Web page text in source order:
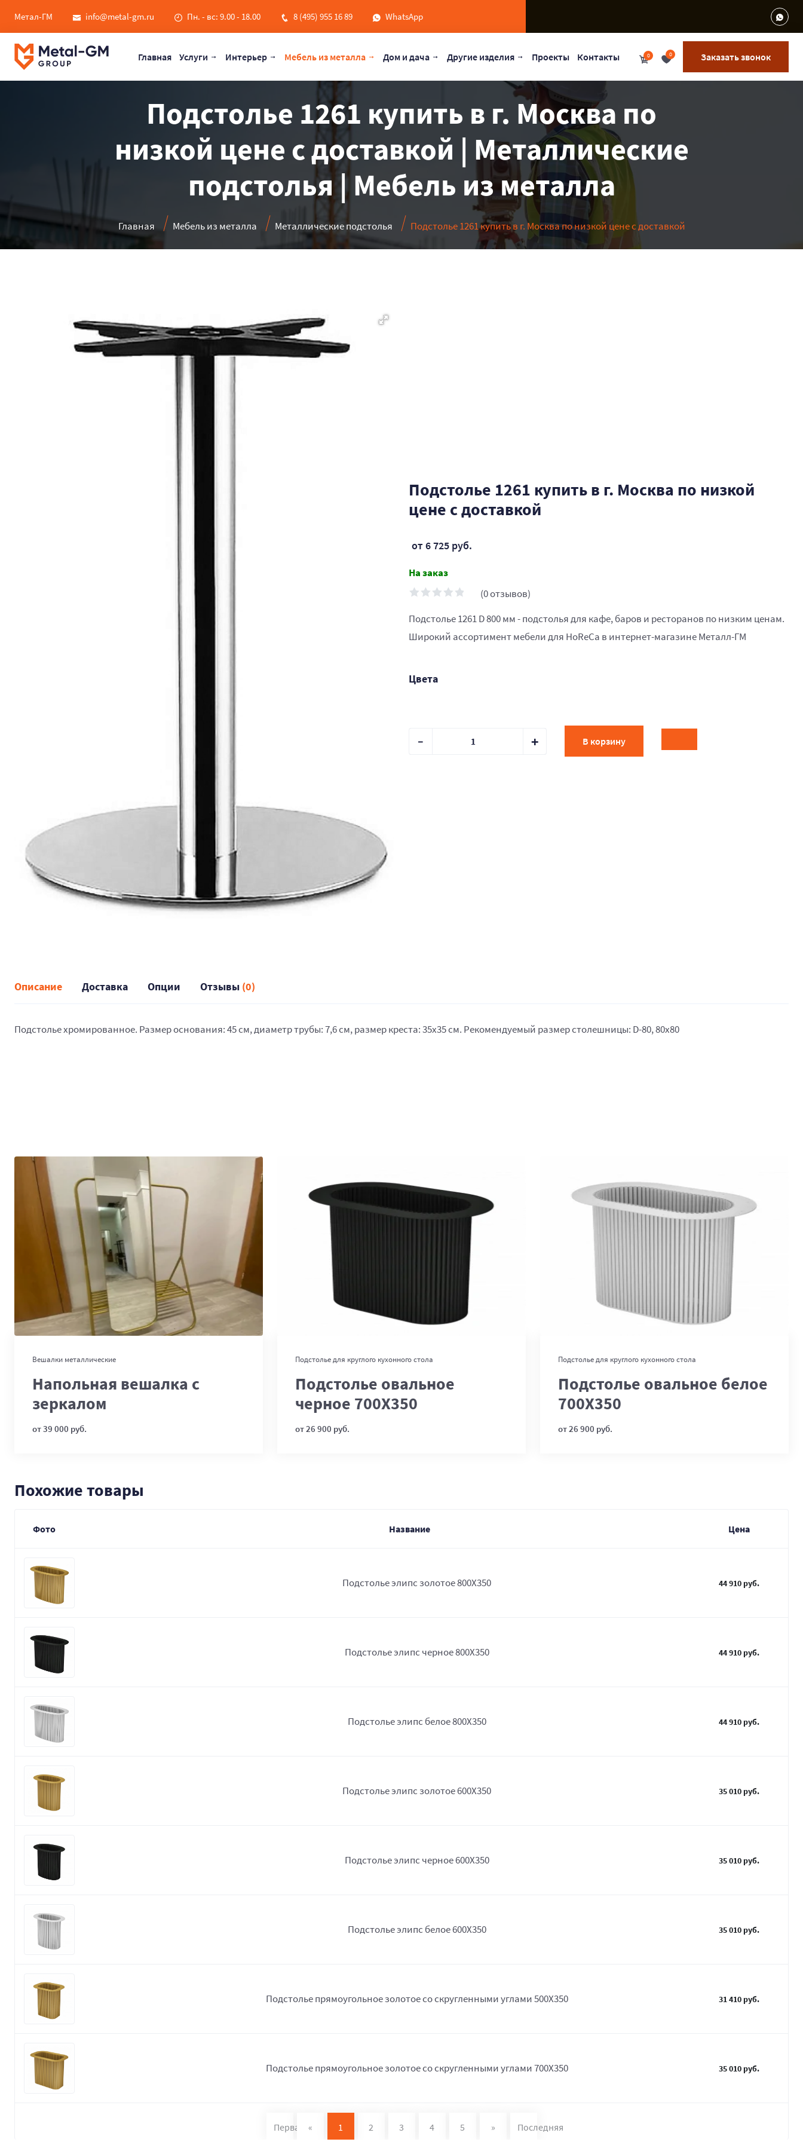
Метал-ГМ info@metal-gm.ru Пн. - вс: 9.00 - 18.00 8 (495) 955 16 89 WhatsApp
Главная Услуги Интерьер Мебель из металла Дом и дача Другие изделия Проекты Контакты 0 0 Заказать звонок
Подстолье 1261 купить в г. Москва по
низкой цене с доставкой | Металлические
подстолья | Мебель из металла
Главная Мебель из металла Металлические подстолья Подстолье 1261 купить в г. Москва по низкой цене с доставкой
Подстолье 1261 купить в г. Москва по низкой
цене с доставкой
от 6 725 руб.
На заказ
(0 отзывов)
Подстолье 1261 D 800 мм - подстолья для кафе, баров и ресторанов по низким ценам.
Широкий ассортимент мебели для HoReCa в интернет-магазине Металл-ГМ
Цвета
В корзину
Описание Доставка Опции Отзывы (0)
Подстолье хромированное. Размер основания: 45 см, диаметр трубы: 7,6 см, размер креста: 35х35 см. Рекомендуемый размер столешницы: D-80, 80х80
Вешалки металлические
Напольная вешалка с
зеркалом
от 39 000 руб.
В корзину
Подстолье для круглого кухонного стола
Подстолье овальное
черное 700Х350
от 26 900 руб.
В корзину
Подстолье для круглого кухонного стола
Подстолье овальное белое
700Х350
от 26 900 руб.
Похожие товары
Фото Название Цена
Подстолье элипс золотое 800Х350 44 910 руб.
Подстолье элипс черное 800Х350 44 910 руб.
Подстолье элипс белое 800Х350 44 910 руб.
Подстолье элипс золотое 600Х350 35 010 руб.
Подстолье элипс черное 600Х350 35 010 руб.
Подстолье элипс белое 600Х350 35 010 руб.
Подстолье прямоугольное золотое со скругленными углами 500Х350 31 410 руб.
Подстолье прямоугольное золотое со скругленными углами 700Х350 35 010 руб.
Первая « 1 2 3 4 5 » Последняя